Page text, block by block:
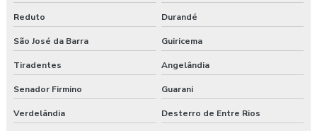
Reduto Durandé
São José da Barra Guiricema
Tiradentes Angelândia
Senador Firmino Guarani
Verdelândia Desterro de Entre Rios